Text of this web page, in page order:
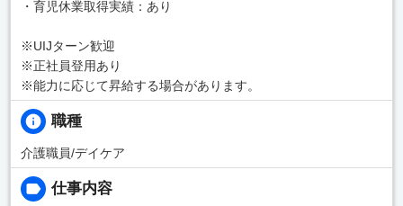
・育児休業取得実績：あり
※UIJターン歓迎
※正社員登用あり
※能力に応じて昇給する場合があります。
職種
介護職員/デイケア
仕事内容